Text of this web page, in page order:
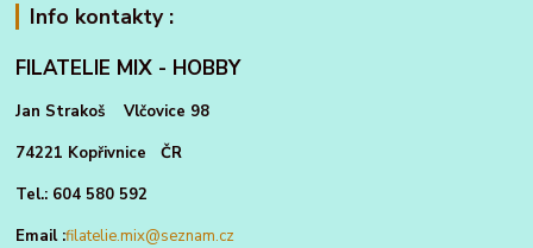
Info kontakty :
FILATELIE MIX - HOBBY
Jan Strakoš Vlčovice 98
74221 Kopřivnice ČR
Tel.: 604 580 592
Email :filatelie.mix@seznam.cz